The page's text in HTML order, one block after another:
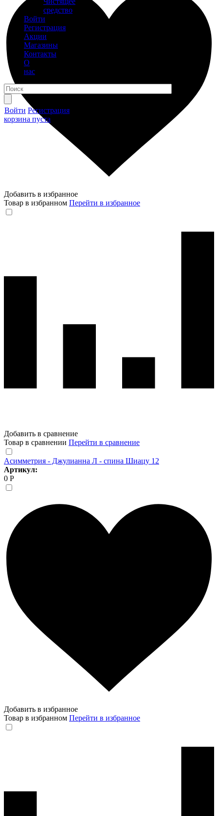
средство
Войти
Регистрация
Акции
Магазины
Контакты
О
нас
Войти Регистрация
корзина пуста
Добавить в избранное
Товар в избранном Перейти в избранное
Добавить в сравнение
Товар в сравнении Перейти в сравнение
Асимметрия - Джулианна Л - спина Шиацу 12
Артикул:
0 Р
Добавить в избранное
Товар в избранном Перейти в избранное